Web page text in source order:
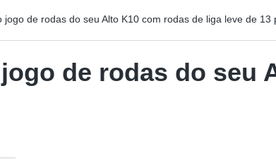
jogo de rodas do seu Alto K10 com rodas de liga leve de 13
de rodas do seu